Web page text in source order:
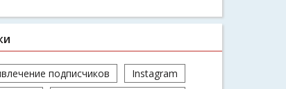
подписчиков
Instagram